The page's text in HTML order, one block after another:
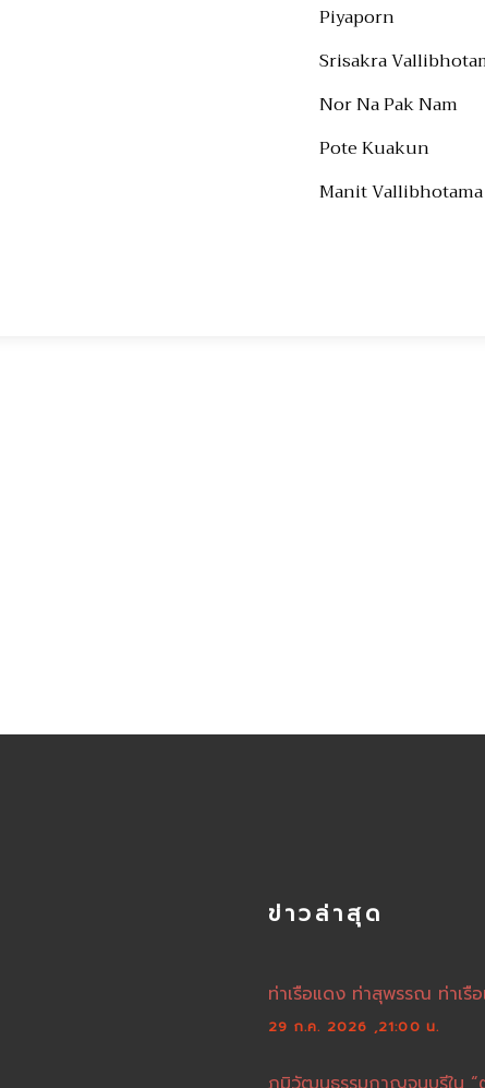
Piyaporn
Srisakra
Nor Na Pak Nam
Pote Kuakun
Manit Vallibhotama
ข่าวล่าสุด
ท่าเรือแดง ท่าสุพรรณ ท่าเรื
29 ก.ค. 2026 ,21:00 น.